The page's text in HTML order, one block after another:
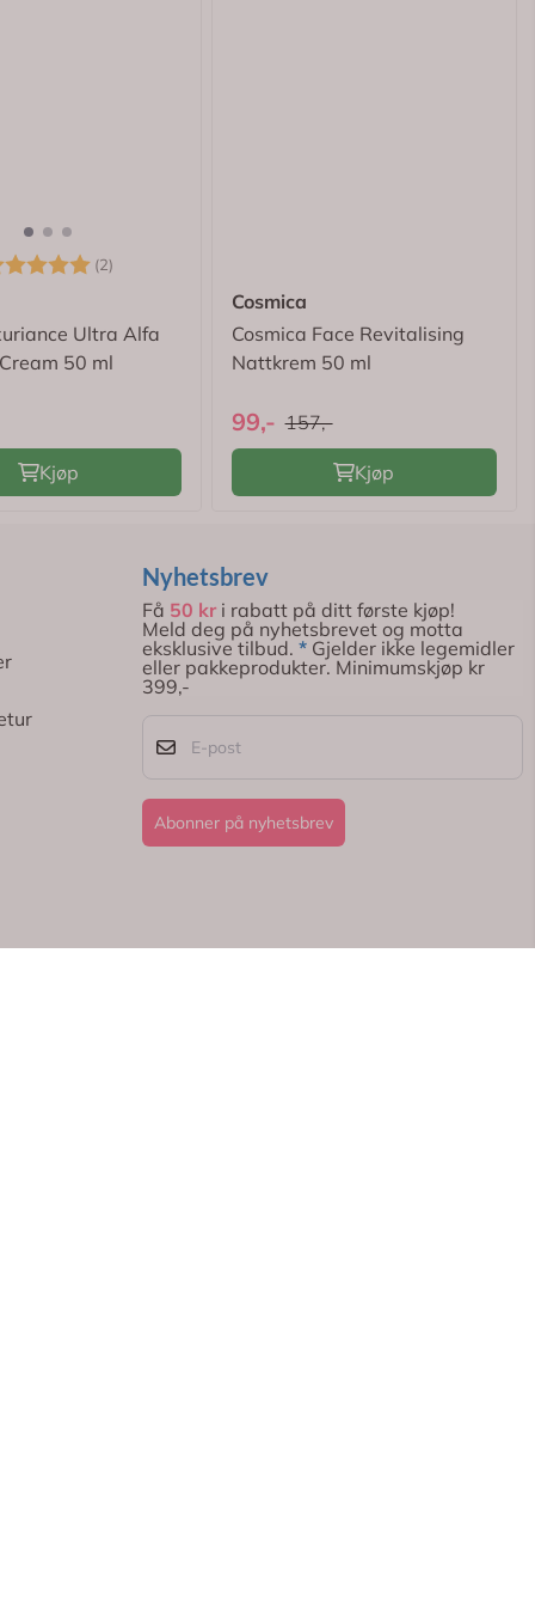
(2)
Ultra Alfa
50 ml
Kjøp
Cosmica
Cosmica Face Revitalising
Nattkrem 50 ml
99,- 157,-
Kjøp
Nyhetsbrev
Få 50 kri rabatt på ditt første kjøp!
Meld deg på nyhetsbrevet og motta
eksklusive tilbud. * Gjelder ikke legemidler
eller pakkeprodukter. Minimumskjøp kr
399,-
Abonner på nyhetsbrev